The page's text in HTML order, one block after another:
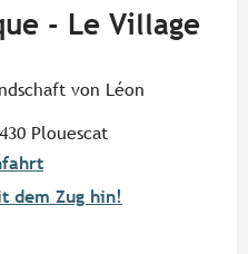
- Le Village
von Léon
Plouescat
dem Zug hin!